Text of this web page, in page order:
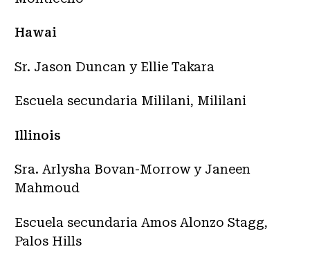
Hawai
Sr. Jason Duncan y Ellie Takara
Escuela secundaria Mililani, Mililani
Illinois
Sra. Arlysha Bovan-Morrow y Janeen
Mahmoud
Escuela secundaria Amos Alonzo Stagg,
Palos Hills